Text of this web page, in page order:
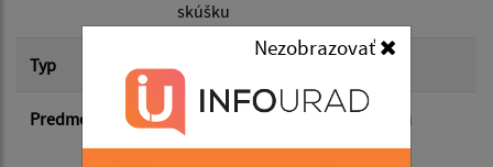
Nezobrazovať
Suma od:
Suma do:
skúšku
Typ Hlavná zmluva
Predmet
Finančný príspevok na podporu
vytvorenia pracovných miest